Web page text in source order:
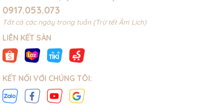
0917.053.073
Tất cả các ngày trong tuần (Trừ tết Âm Lịch)
LIÊN KẾT SÀN
KẾT NỐI VỚI CHÚNG TÔI: